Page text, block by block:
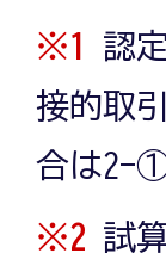
※1 認
接的取
合は2-
※2 試